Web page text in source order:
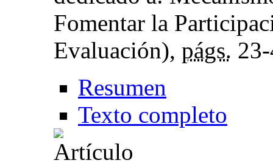
Fomentar la
Evaluación), págs.
Resumen
Texto completo